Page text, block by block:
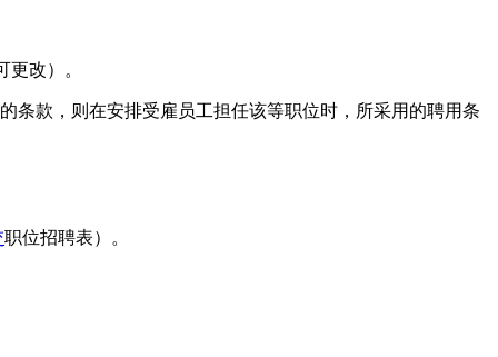
改）。
条款，则在安排受雇员工担任该等职位时，所采用的聘用条
职位招聘表）。